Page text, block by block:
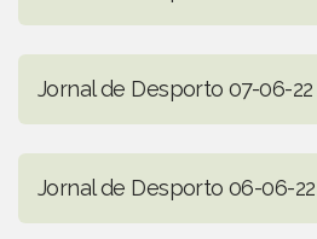
Jornal de Desporto 07-06-22
Jornal de Desporto 06-06-22